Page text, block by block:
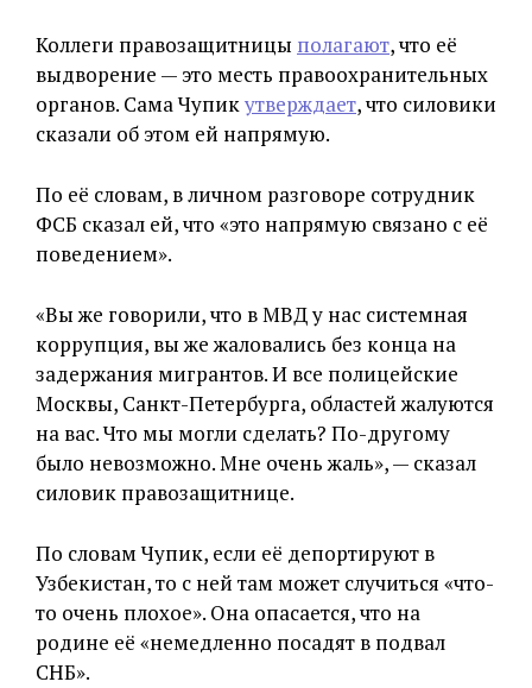
Коллеги правозащитницы полагают, что её
выдворение — это месть правоохранительных
органов. Сама Чупикутверждает, что силовики
сказали об этом ей напрямую.
По её словам, в личном разговоре сотрудник
ФСБ сказал ей, что «это напрямую связано с её
поведением».
«Вы же говорили, что в МВД у нас системная
коррупция, вы же жаловались без конца на
задержания мигрантов. И все полицейские
Москвы, Санкт-Петербурга, областей жалуются
на вас. Что мы могли сделать? По-другому
было невозможно. Мне очень жаль», — сказал
силовик правозащитнице.
По словам Чупик, если её депортируют в
Узбекистан, то с ней там может случиться «что-
то очень плохое». Она опасается, что на
родине её «немедленно посадят в подвал
СНБ».